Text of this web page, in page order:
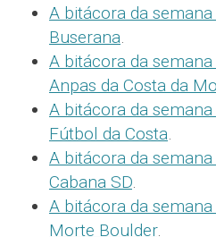
A bitácora da semana
Buserana.
A bitácora da semana
Anpas da Costa da
A bitácora da
Fútbol da Costa.
A bitácora da semana
Cabana SD.
A bitácora da semana
Morte Boulder.